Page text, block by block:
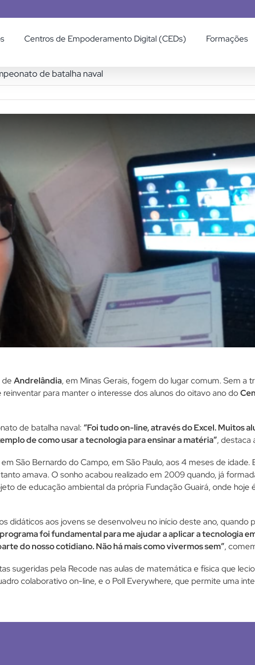
Centros de Empoderamento Digital (CEDs) Formações
de batalha naval
de Andrelândia, em Minas Gerais, fogem do lugar comum. Sem a
para manter o interesse dos alunos do oitavo ano do
de batalha naval: “Foi tudo on-line, através do Excel. Muitos
de como usar a tecnologia para ensinar a matéria”, destaca
São Bernardo do Campo, em São Paulo, aos 4 meses de idade.
amava. O sonho acabou realizado em 2009 quando, já
de educação ambiental da própria Fundação Guairá, onde hoje
didáticos aos jovens se desenvolveu no início deste ano, quando
foi fundamental para me ajudar a aplicar a tecnologia
do nosso cotidiano. Não há mais como vivermos sem”,
sugeridas pela Recode nas aulas de matemática e física que
colaborativo on-line, e o Poll Everywhere, que permite uma